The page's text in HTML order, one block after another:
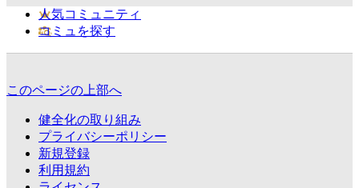
人気コミュニティ
コミュを探す
このページの上部へ
健全化の取り組み
プライバシーポリシー
新規登録
利用規約